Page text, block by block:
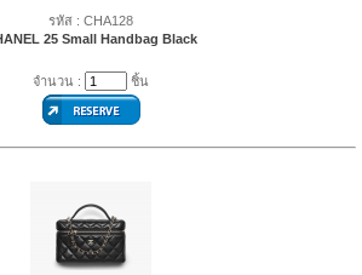
รหัส : CHA128
25 Small Handbag Black
จำนวน : ชิ้น